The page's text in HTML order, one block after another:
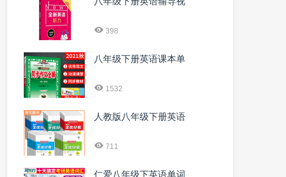
398
八年级下册英语课本单
1532
人教版八年级下册英语
711
仁爱八年级下英语单词